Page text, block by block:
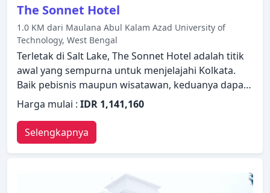
The Sonnet Hotel
1.0 KM dari Maulana Abul Kalam Azad University of
Technology, West Bengal
Terletak di Salt Lake, The Sonnet Hotel adalah titik
awal yang sempurna untuk menjelajahi Kolkata.
Baik pebisnis maupun wisatawan, keduanya dapat
menikmati fasilitas dan layanan hotel. Manfaatkan
layanan kamar 24 jam, WiFi gratis di semua kamar,
satpam 24 jam, layanan taksi, akses mudah untuk
kursi roda yang disediakan hotel. Dirancang untuk
memberikan kenyamanan, beberapa kamar
memiliki televisi layar datar, akses internet - WiFi,
akses internet WiFi (gratis), kamar bebas asap
Harga mulai : IDR 1,141,160
Selengkapnya